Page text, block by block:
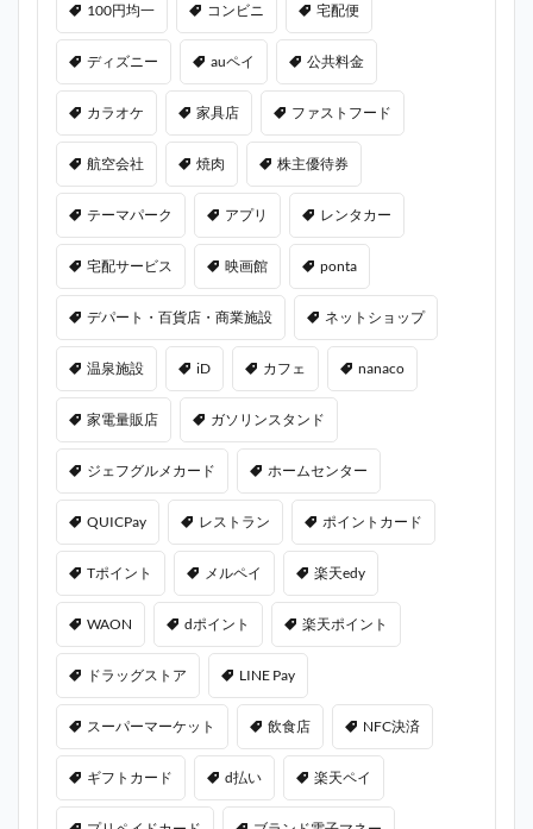
100円均一 コンビニ 宅配便
ディズニー auペイ 公共料金
カラオケ 家具店 ファストフード
航空会社 焼肉 株主優待券
テーマパーク アプリ レンタカー
宅配サービス 映画館 ponta
デパート・百貨店・商業施設 ネットショップ
温泉施設 iD カフェ nanaco
家電量販店 ガソリンスタンド
ジェフグルメカード ホームセンター
QUICPay レストラン ポイントカード
Tポイント メルペイ 楽天edy
WAON dポイント 楽天ポイント
ドラッグストア LINE Pay
スーパーマーケット 飲食店 NFC決済
ギフトカード d払い 楽天ペイ